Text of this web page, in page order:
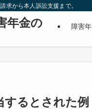
求から本人訴訟支援まで。
年金の
障害
するとされた例